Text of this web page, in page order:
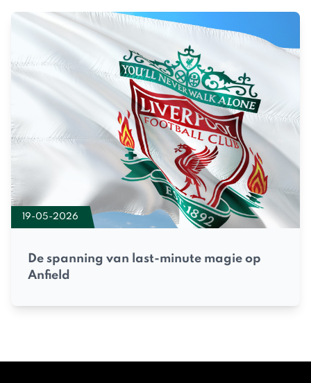
19-05-2026
De spanning van last-minute magie op
Anfield